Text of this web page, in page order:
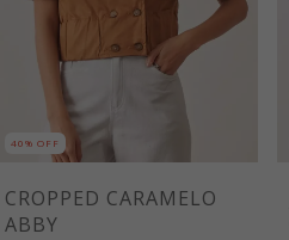
40% OFF
CROPPED CARAMELO
ABBY